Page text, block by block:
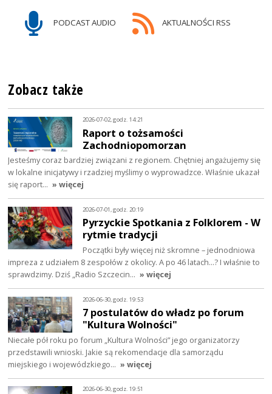
PODCAST AUDIO AKTUALNOŚCI RSS
Zobacz także
2026-07-02, godz. 14:21
Raport o tożsamości
Zachodniopomorzan
Jesteśmy coraz bardziej związani z regionem. Chętniej angażujemy się
w lokalne inicjatywy i rzadziej myślimy o wyprowadzce. Właśnie ukazał
się raport… » więcej
2026-07-01, godz. 20:19
Pyrzyckie Spotkania z Folklorem - W
rytmie tradycji
Początki były więcej niż skromne – jednodniowa
impreza z udziałem 8 zespołów z okolicy. A po 46 latach…? I właśnie to
sprawdzimy. Dziś „Radio Szczecin… » więcej
2026-06-30, godz. 19:53
7 postulatów do władz po forum
"Kultura Wolności"
Niecałe pół roku po forum „Kultura Wolności” jego organizatorzy
przedstawili wnioski. Jakie są rekomendacje dla samorządu
miejskiego i wojewódzkiego… » więcej
2026-06-30, godz. 19:51